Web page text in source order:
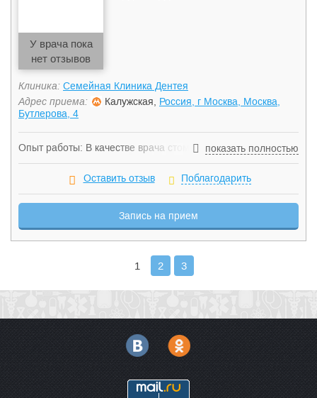
У врача пока
нет отзывов
Клиника: Семейная Клиника Дентея
Адрес приема:
Калужская, Россия, г Москва, Москва,
Бутлерова, 4
Опыт работы: В качестве врача стоматолога-хирурга
работал в стоматологических клиниках: «Президент», «Арт-
Дент», «Красота и здоровье», «Дента-Рус»,
здравоохранения г. Москвы. В качестве врача челюстно-
лицевого хирурга в Красногорской Городской Больнице №1
г.Красногорск. С мая 2016 года врач стоматолог-хирург и
Профессиональные навыки: Стаж работы 6 лет. Удаление
зубов различной категории сложности под общим и
местным обезболиванием. Оказание хирургической
тканей пародонта. Закрытый и открытый кюретаж,
медикаментозная обработка пародонтальных карманов.
Пластика уздечек губ и языка, вестибулопластика. Лечение
пациентов с заболеваниями слюнных желёз. Удаление
ретенционных кист малых слюнных желез. Удаление
радикулярных кист. Оказание помощи при воспалительных
показать полностью
Оставить отзыв Поблагодарить
Запись на прием
1 2 3